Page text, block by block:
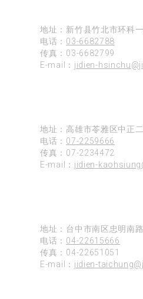
地址：新竹县竹北市环科
电话： 03-6682788
传真：03-6682799
E-mail： jidien-
地址：高雄市苓雅区中正
电话： 07-2259666
传真：07-2234472
E-mail： jidien-
地址：台中市南区忠明南
电话： 04-22615666
传真：04-22651051
E-mail： jidien-